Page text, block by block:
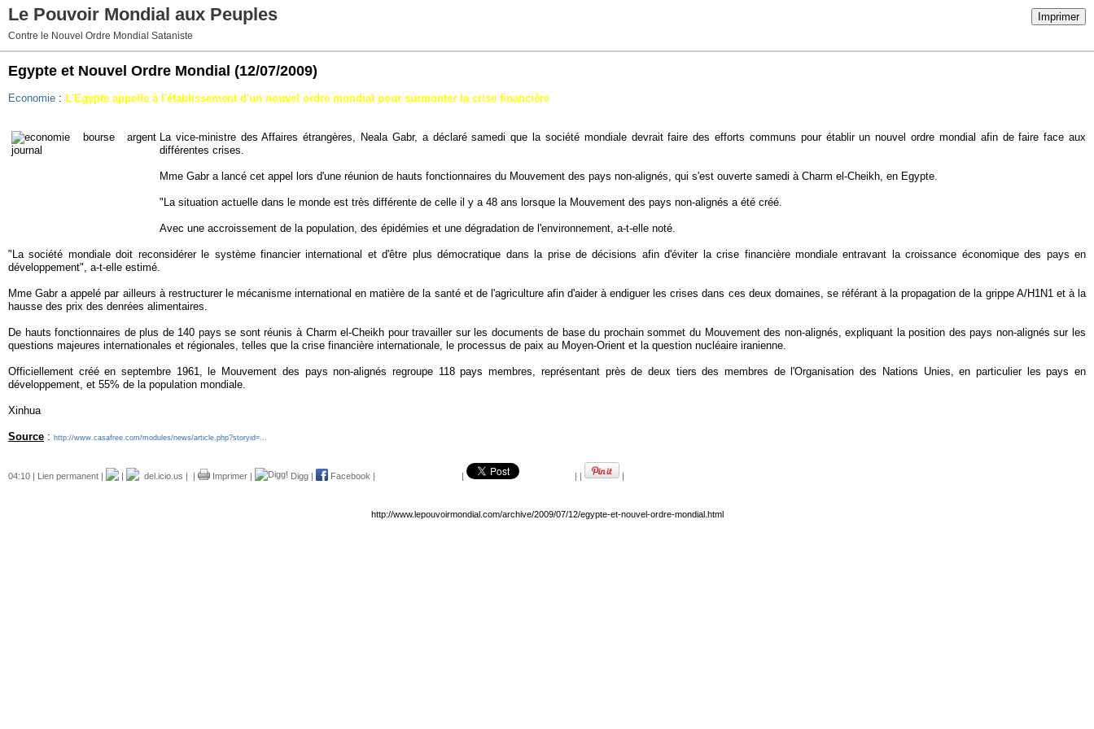
Imprimer
Le Pouvoir Mondial aux Peuples
Contre le Nouvel Ordre Mondial Sataniste
Egypte et Nouvel Ordre Mondial (12/07/2009)
Economie : L'Egypte appelle à l'établissement d'un nouvel ordre mondial pour surmonter la crise financière
La vice-ministre des Affaires étrangères, Neala Gabr, a déclaré samedi que la société mondiale devrait faire des efforts communs pour établir un nouvel ordre mondial afin de faire face aux
différentes crises.
Mme Gabr a lancé cet appel lors d'une réunion de hauts fonctionnaires du Mouvement des pays non-alignés, qui s'est ouverte samedi à Charm el-Cheikh, en Egypte.
"La situation actuelle dans le monde est très différente de celle il y a 48 ans lorsque la Mouvement des pays non-alignés a été créé.
Avec une accroissement de la population, des épidémies et une dégradation de l'environnement, a-t-elle noté.
"La société mondiale doit reconsidérer le système financier international et d'être plus démocratique dans la prise de décisions afin d'éviter la crise financière mondiale entravant la croissance économique des pays en
développement", a-t-elle estimé.
Mme Gabr a appelé par ailleurs à restructurer le mécanisme international en matière de la santé et de l'agriculture afin d'aider à endiguer les crises dans ces deux domaines, se référant à la propagation de la grippe A/H1N1 et à la
hausse des prix des denrées alimentaires.
De hauts fonctionnaires de plus de 140 pays se sont réunis à Charm el-Cheikh pour travailler sur les documents de base du prochain sommet du Mouvement des non-alignés, expliquant la position des pays non-alignés sur les
questions majeures internationales et régionales, telles que la crise financière internationale, le processus de paix au Moyen-Orient et la question nucléaire iranienne.
Officiellement créé en septembre 1961, le Mouvement des pays non-alignés regroupe 118 pays membres, représentant près de deux tiers des membres de l'Organisation des Nations Unies, en particulier les pays en
développement, et 55% de la population mondiale.
Xinhua
Source : http://www.casafree.com/modules/news/article.php?storyid=...
04:10 | Lien permanent | | del.icio.us | | Imprimer | Digg | Facebook | | | | |
http://www.lepouvoirmondial.com/archive/2009/07/12/egypte-et-nouvel-ordre-mondial.html